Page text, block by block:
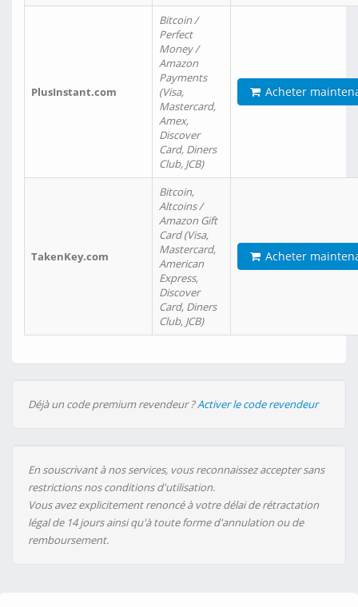
PlusInstant.com
Bitcoin /
Perfect
Money /
Amazon
Payments
(Visa,
Mastercard,
Amex,
Discover
Card, Diners
Club, JCB)
Acheter
TakenKey.com
Bitcoin,
Altcoins /
Amazon Gift
Card (Visa,
Mastercard,
American
Express,
Discover
Card, Diners
Club, JCB)
Acheter
Déjà un code premium revendeur ?Activer le code revendeur
En souscrivant à nos services, vous reconnaissez accepter sans
restrictions nos conditions d'utilisation.
Vous avez explicitement renoncé à votre délai de rétractation
légal de 14 jours ainsi qu'à toute forme d'annulation ou de
remboursement.